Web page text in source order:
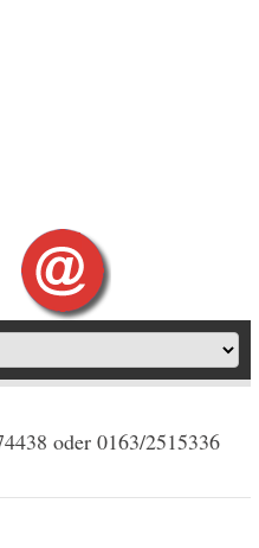
oder 0163/2515336